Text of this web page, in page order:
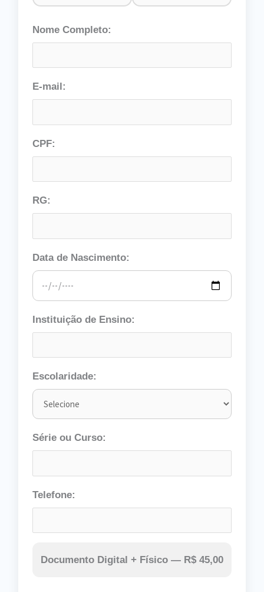
Nome Completo:
E-mail:
CPF:
RG:
Data de Nascimento:
Instituição de Ensino:
Escolaridade:
Série ou Curso:
Telefone:
Documento Digital + Físico — R$ 45,00